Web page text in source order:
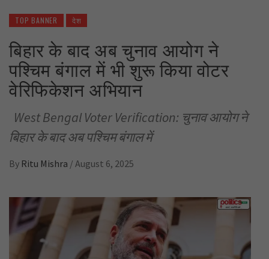
TOP BANNER देश
बिहार के बाद अब चुनाव आयोग ने
पश्चिम बंगाल में भी शुरू किया वोटर
वेरिफिकेशन अभियान
West Bengal Voter Verification: चुनाव आयोग ने
बिहार के बाद अब पश्चिम बंगाल में
By Ritu Mishra / August 6, 2025